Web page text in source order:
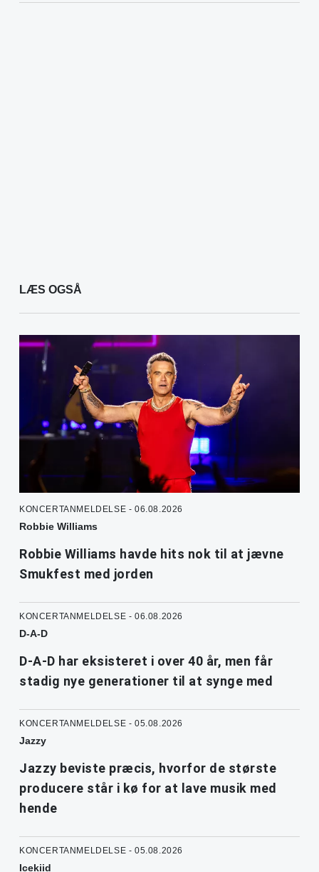
LÆS OGSÅ
KONCERTANMELDELSE - 06.08.2026
Robbie Williams
Robbie Williams havde hits nok til at jævne
Smukfest med jorden
KONCERTANMELDELSE - 06.08.2026
D-A-D
D-A-D har eksisteret i over 40 år, men får
stadig nye generationer til at synge med
KONCERTANMELDELSE - 05.08.2026
Jazzy
Jazzy beviste præcis, hvorfor de største
producere står i kø for at lave musik med
hende
KONCERTANMELDELSE - 05.08.2026
Icekiid